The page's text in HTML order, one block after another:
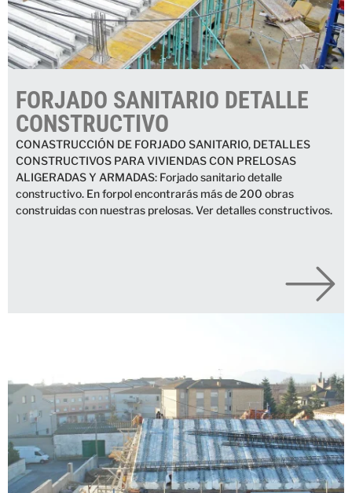
FORJADO SANITARIO DETALLE
CONSTRUCTIVO
CONASTRUCCIÓN DE FORJADO SANITARIO, DETALLES
CONSTRUCTIVOS PARA VIVIENDAS CON PRELOSAS
ALIGERADAS Y ARMADAS: Forjado sanitario detalle
constructivo. En forpol encontrarás más de 200 obras
construidas con nuestras prelosas. Ver detalles constructivos.